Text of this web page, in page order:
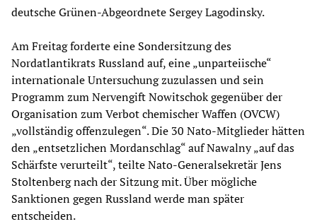
deutsche Grünen-Abgeordnete Sergey Lagodinsky.
Am Freitag forderte eine Sondersitzung des
Nordatlantikrats Russland auf, eine „unparteiische“
internationale Untersuchung zuzulassen und sein
Programm zum Nervengift Nowitschok gegenüber der
Organisation zum Verbot chemischer Waffen (OVCW)
„vollständig offenzulegen“. Die 30 Nato-Mitglieder hätten
den „entsetzlichen Mordanschlag“ auf Nawalny „auf das
Schärfste verurteilt“, teilte Nato-Generalsekretär Jens
Stoltenberg nach der Sitzung mit. Über mögliche
Sanktionen gegen Russland werde man später
entscheiden.